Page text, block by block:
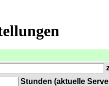
Stunden (aktuelle